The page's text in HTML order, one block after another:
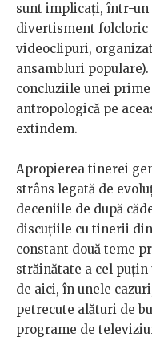
sunt implicați, într-un
divertisment
videoclipuri,
ansambluri
concluziile unei
antropologică pe
extindem.
Apropierea tinerei
strâns legată de
deceniile de după
discuțiile cu tinerii
constant două teme
străinătate a cel
de aici, în unele
petrecute alături de
programe de